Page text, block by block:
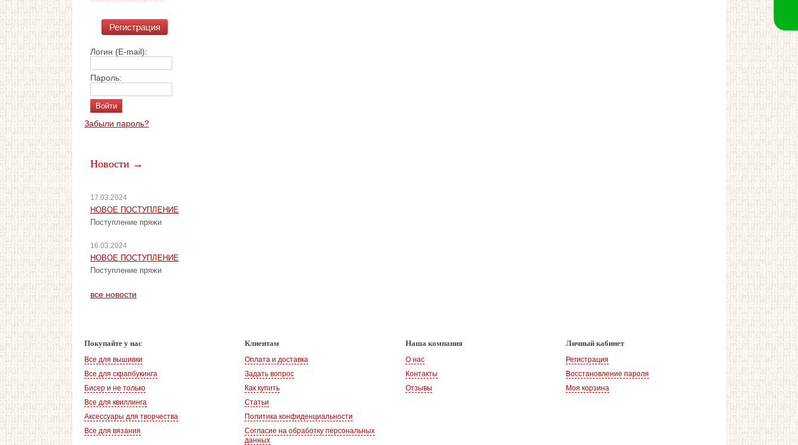
Регистрация
Логин (E-mail):
Пароль:
Забыли пароль?
Новости →
17.03.2024
НОВОЕ ПОСТУПЛЕНИЕ
Поступление пряжи
16.03.2024
НОВОЕ ПОСТУПЛЕНИЕ
Поступление пряжи
все новости
Покупайте у нас
Все для вышивки
Все для скрапбукинга
Бисер и не только
Все для квиллинга
Аксессуары для творчества
Все для вязания
Клиентам
Оплата и доставка
Задать вопрос
Как купить
Статьи
Политика конфиденциальности
Согласие на обработку персональных
данных
Наша компания
О нас
Контакты
Отзывы
Личный кабинет
Регистрация
Восстановление пароля
Моя корзина